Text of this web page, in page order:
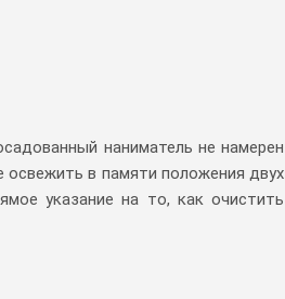
наниматель не намерен
освежить в памяти положения двух
указание на то, как очистить